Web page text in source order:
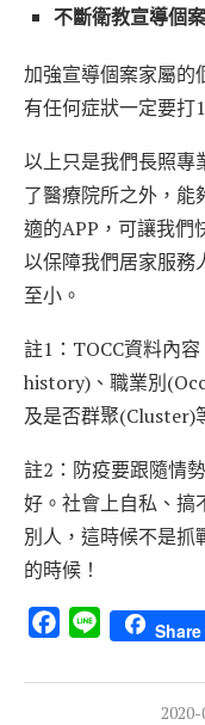
不斷衛教宣導個
加強宣導個案家屬的
有任何症狀一定要打
以上只是我們長照專
了醫療院所之外，能
適的APP，可讓我們
以保障我們居家服務
至小。
註1：TOCC資料內
history)、職業別
及是否群聚(Cluster)
註2：防疫要跟隨情
好。社會上自私、搞
別人，這時候不是抓
的時候！
Facebook
Line Share